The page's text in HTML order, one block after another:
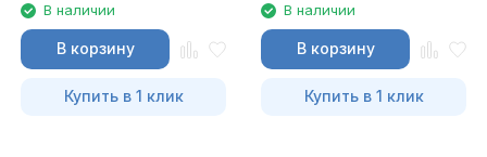
В наличии
В корзину
Купить в 1 клик
В наличии
В корзину
Купить в 1 клик